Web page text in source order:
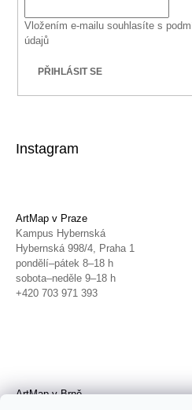
Vložením e-mailu souhlasíte s
údajů
PŘIHLÁSIT SE
Instagram
ArtMap v Praze
Kampus Hybernská
Hybernská 998/4, Praha 1
pondělí–pátek 8–18 h
sobota–neděle 9–18 h
+420 703 971 393
ArtMap v Brně